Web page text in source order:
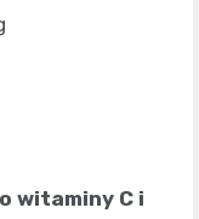
witaminy C i